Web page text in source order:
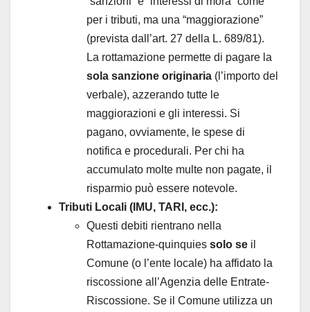
per i tributi, ma una “maggiorazione”
(prevista dall’art. 27 della L. 689/81).
La rottamazione permette di pagare la
sola sanzione originaria (l’importo del
verbale), azzerando tutte le
maggiorazioni e gli interessi. Si
pagano, ovviamente, le spese di
notifica e procedurali. Per chi ha
accumulato molte multe non pagate, il
risparmio può essere notevole.
Tributi Locali (IMU, TARI, ecc.):
Questi debiti rientrano nella
Rottamazione-quinquies solo se il
Comune (o l’ente locale) ha affidato la
riscossione all’Agenzia delle Entrate-
Riscossione. Se il Comune utilizza un